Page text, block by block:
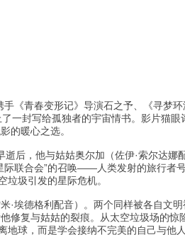
《青春变形记》导演石之予、《寻梦
一封写给孤独者的宇宙情书。影片猫
的暖心之选。
后，他与姑姑奥尔加（佐伊·索尔达娜
联合会”的召唤——人类发射的旅行者
垃圾引发的星际危机。
埃德格利配音）。两个同样被各自文
修复与姑姑的裂痕。从太空垃圾场的惊
球，而是学会接纳不完美的自己与他人